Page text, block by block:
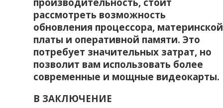
рассмотреть возможность
обновления процессора‚ материнской
платы и оперативной памяти. Это
потребует значительных затрат‚ но
позволит вам использовать более
современные и мощные видеокарты.
В ЗАКЛЮЧЕНИЕ